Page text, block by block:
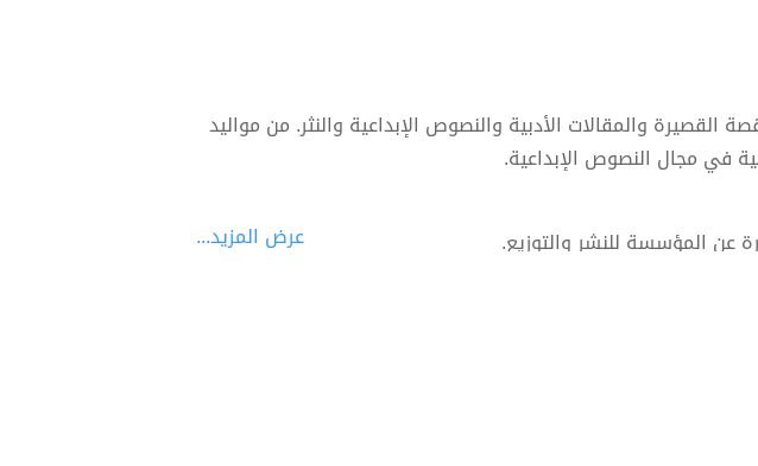
والمقالات الأدبية والنصوص الإبداعية والنثر. من مواليد
في مجال النصوص الإبداعية.
المؤسسة للنشر والتوزيع.
عرض المزيد...